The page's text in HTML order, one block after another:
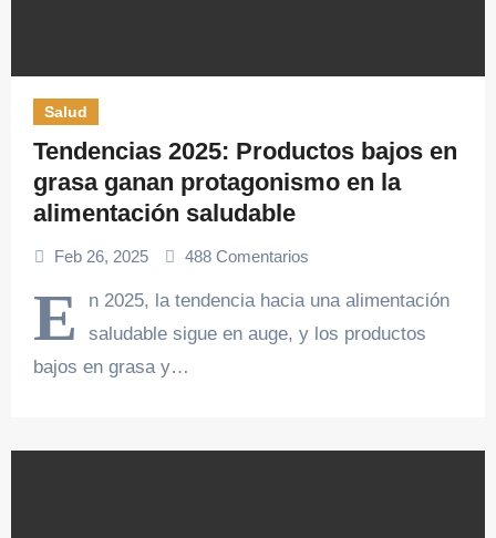
Salud
Tendencias 2025: Productos bajos en
grasa ganan protagonismo en la
alimentación saludable
Feb 26, 2025 488 Comentarios
E
n 2025, la tendencia hacia una alimentación
saludable sigue en auge, y los productos
bajos en grasa y…